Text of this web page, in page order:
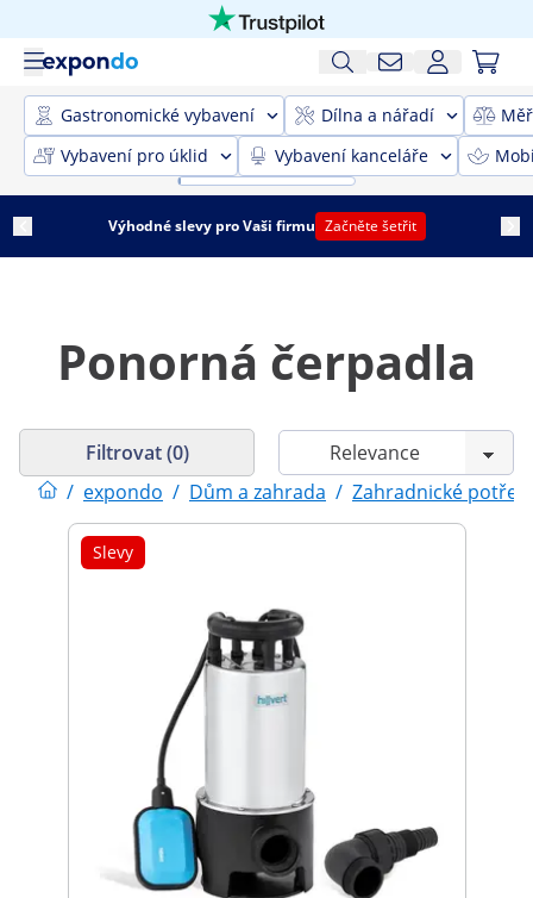
Gastronomické vybavení Dílna a nářadí
Vybavení pro úklid
Vybavení kanceláře
Výhodné slevy pro Vaši firmu Začněte šetřit
Ponorná čerpadla
/ expondo / Dům a zahrada / Zahradnické
Filtrovat (0)
Slevy